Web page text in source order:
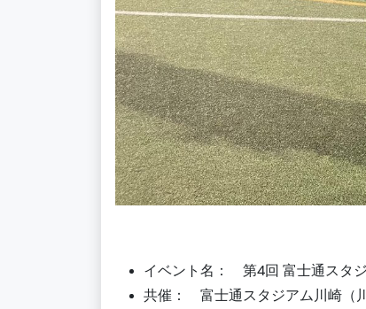
イベント名： 第4回 富士通スタ
共催： 富士通スタジアム川崎（